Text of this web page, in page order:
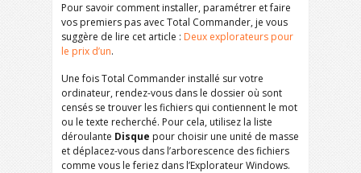
Pour savoir comment installer, paramétrer et faire
vos premiers pas avec Total Commander, je vous
suggère de lire cet article : Deux explorateurs pour
le prix d’un.
Une fois Total Commander installé sur votre
ordinateur, rendez-vous dans le dossier où sont
censés se trouver les fichiers qui contiennent le mot
ou le texte recherché. Pour cela, utilisez la liste
déroulante Disque pour choisir une unité de masse
et déplacez-vous dans l’arborescence des fichiers
comme vous le feriez dans l’Explorateur Windows.